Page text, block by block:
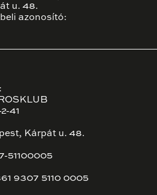
u. 48.
azonosító:
41
Kárpát u. 48.
51100005
9307 5110 0005